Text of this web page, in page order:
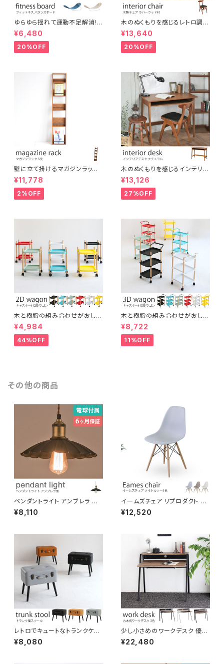
ゆらゆら揺れて運動不足解消!
大人からこどもまでスキマ時間
に楽しめる木製フィットネスボー
ド バランスボード ヨガ 北欧風
シンプル コンパクト テレワーク
¥6,480
20%OFF
木のぬくもりを感じるレトロ調コ
ンパクトチェア ブラウン ウッドチ
ェア アンティーク調 シンプル ナ
チュラル シャビー おしゃれ 椅子
イス デスクチェア インテリア
¥13,640
20%OFF
壁に立て掛けるマガジンラック
5段 木製 ディスプレイラック パ
ンフレットスタンド
¥11,778
2%OFF
木のぬくもりを感じるインテリア
デスク オーク材使用 ブラウン
ナチュラルスタイル ヴィンテージ
風 レトロ カントリー調 机 イン
テリア
¥13,126
27%OFF
木と樹脂の組み合わせがおしゃ
れな2段ワゴン スッキリ片づけ
キャスター付き 取っ手付き 多目
的 サイドワゴン ナイトテーブル
ガレージ キッチンワゴン インテ
¥4,984
44%OFF
木と樹脂の組み合わせがおしゃ
れな3段ワゴン スッキリ片づけ
キャスター付き 取っ手付き 多目
的 サイドワゴン ファイル ガレー
ジ キッチンワゴン インテリア
¥8,722
11%OFF
その他の商品
ペンダントライト アンブレラ 傘
型 電球付き 吊り下げ照明 天井
照明 ディスプレイ コード長さ調
¥8,110
イームズチェア リプロダクト 滑
りにくい素材を使用 天然木脚 シ
ェルチェア デザイナーズチェア
¥12,520
レトロでキュートなトランクケー
ス風スツール フタを開けて収納
できます。脚付き おしゃれなイン
¥8,080
少し小さめのワークデスク 優し
い風合いの木目調天板 棚付き
収納トレー付き コード穴付き ブ
¥22,480